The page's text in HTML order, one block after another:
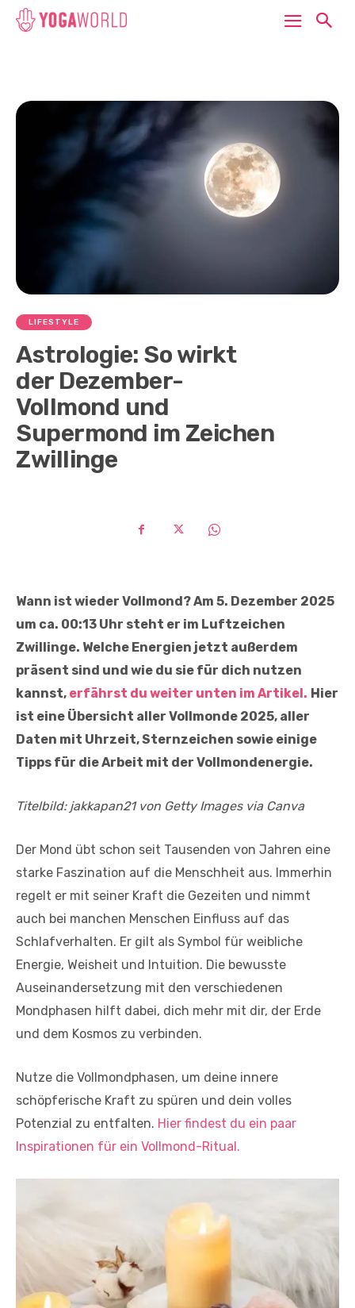
LIFESTYLE
Astrologie: So wirkt
der Dezember-
Vollmond und
Supermond im Zeichen
Zwillinge
Wann ist wieder Vollmond? Am 5. Dezember 2025
um ca. 00:13 Uhr steht er im Luftzeichen
Zwillinge. Welche Energien jetzt außerdem
präsent sind und wie du sie für dich nutzen
kannst, erfährst du weiter unten im Artikel . Hier
ist eine Übersicht aller Vollmonde 2025, aller
Daten mit Uhrzeit, Sternzeichen sowie einige
Tipps für die Arbeit mit der Vollmondenergie.
Titelbild: jakkapan21 von Getty Images via Canva
Der Mond übt schon seit Tausenden von Jahren eine
starke Faszination auf die Menschheit aus. Immerhin
regelt er mit seiner Kraft die Gezeiten und nimmt
auch bei manchen Menschen Einfluss auf das
Schlafverhalten. Er gilt als Symbol für weibliche
Energie, Weisheit und Intuition. Die bewusste
Auseinandersetzung mit den verschiedenen
Mondphasen hilft dabei, dich mehr mit dir, der Erde
und dem Kosmos zu verbinden.
Nutze die Vollmondphasen, um deine innere
schöpferische Kraft zu spüren und dein volles
Potenzial zu entfalten. Hier findest du ein paar
Inspirationen für ein Vollmond-Ritual.